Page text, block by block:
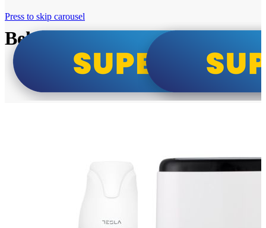
Beko i Tesla super cene
Press to skip carousel